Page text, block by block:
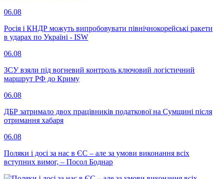
06.08
Росія і КНДР можуть випробовувати північнокорейські ракети
в ударах по Україні - ISW
06.08
ЗСУ взяли під вогневий контроль ключовий логістичний
маршрут РФ до Криму
06.08
ДБР затримало двох працівників податкової на Сумщині після
отримання хабаря
06.08
Поляки і досі за нас в ЄС – але за умови виконання всіх
вступних вимог, – Посол Боднар